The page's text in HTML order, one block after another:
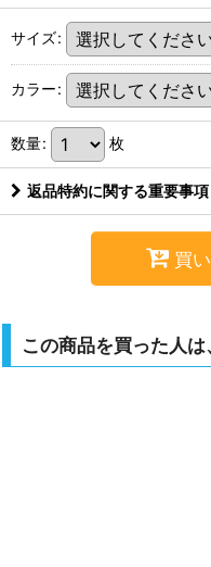
サイズ:
カラー:
数量: 枚
返品特約に関する重要事項
買
この商品を買った人